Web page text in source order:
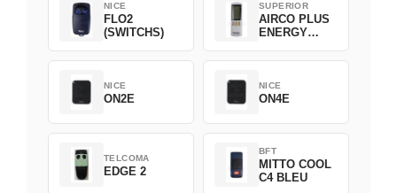
NICE
FLO2
(SWITCHS)
SUPERIOR
AIRCO PLUS
ENERGY
NICE
ON2E
NICE
ON4E
TELCOMA
EDGE 2
BFT
MITTO COOL
C4 BLEU